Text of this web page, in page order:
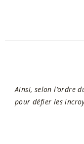
Ainsi, selon l’ordre
pour défier les